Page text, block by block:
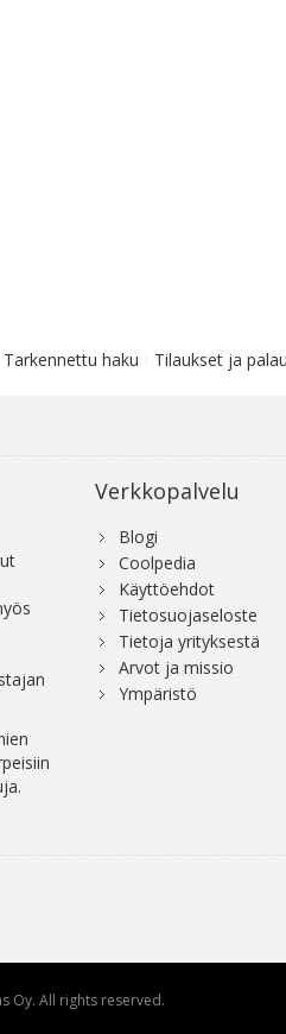
Tarkennettu haku Tilaukset ja
Verkkopalvelu
Blogi
Coolpedia
Käyttöehdot
Tietosuojaseloste
Tietoja yrityksestä
Arvot ja missio
Ympäristö
Oy. All rights reserved.